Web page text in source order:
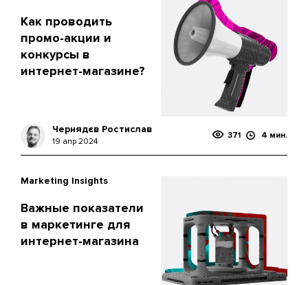
Как проводить
промо-акции и
конкурсы в
интернет-магазине?
Чернядєв Ростислав
19 апр 2024
371 4 мин.
Marketing Insights
Важные показатели
в маркетинге для
интернет-магазина